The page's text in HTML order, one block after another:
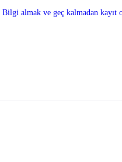
Bilgi almak ve geç kalmadan kayıt